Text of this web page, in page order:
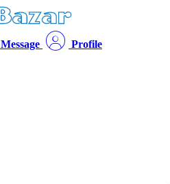
Message
Profile